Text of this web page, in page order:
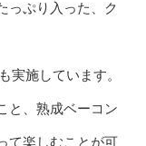
っぷり入った、ク
実施しています。
と、熟成ベーコン
て楽しむことが可